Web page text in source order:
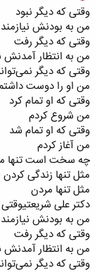
وقتی که دیگر نبود
من به بودنش
وقتی که دیگر رفت
من به انتظار
وقتی که دیگر
من او را دوست
وقتی که او تمام کرد
من شروع کردم
وقتی که او تمام شد
من آغاز کردم
چه سخت است تنها
مثل تنها زندگی
مثل تنها مردن
دکتر علی
من به بودنش
وقتی که دیگر رفت
من به انتظار
وقتی که دیگر